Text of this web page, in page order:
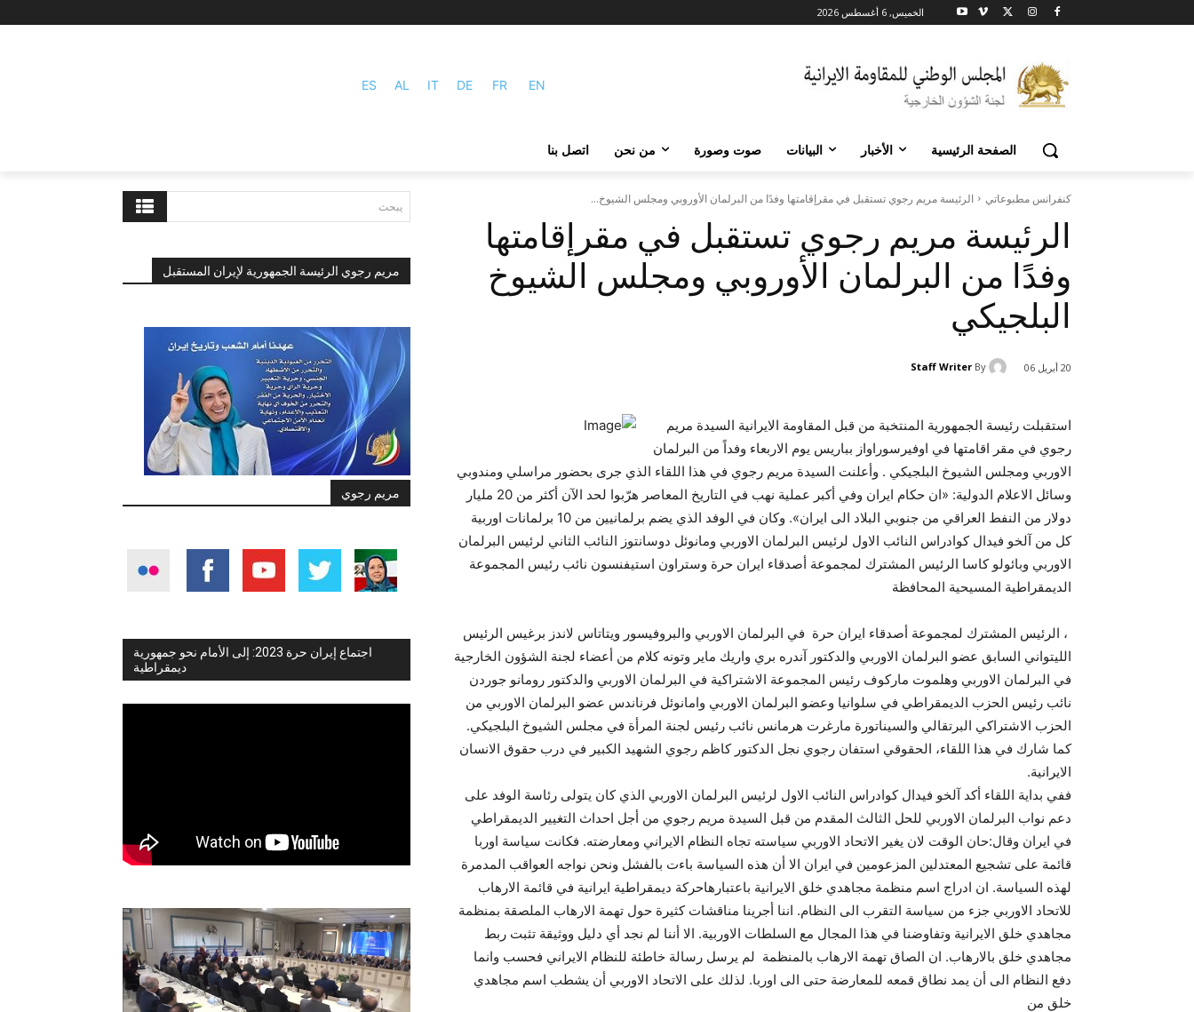
الخميس, 6 أغسطس 2026
ES AL IT DE FR EN
الصفحة الرئيسية الأخبار البيانات صوت وصورة من نحن اتصل بنا
يبحث
مريم رجوي الرئيسة الجمهورية لإيران المستقبل
مريم رجوي
اجتماع إيران حرة 2023: إلى الأمام نحو جمهورية
ديمقراطية
كنفرانس مطبوعاتي الرئيسة مريم رجوي تستقبل في مقرإقامتها وفدًا من البرلمان الأوروبي ومجلس الشيوخ...
الرئيسة مريم رجوي تستقبل في مقرإقامتها
وفدًا من البرلمان الأوروبي ومجلس الشيوخ
البلجيكي
20 أبريل 06 By
Staff Writer
استقبلت رئيسة الجمهورية المنتخبة من قبل المقاومة الايرانية السيدة مريم
رجوي في مقر اقامتها في اوفيرسوراواز بباريس يوم الاربعاء وفداً من البرلمان
الاوربي ومجلس الشيوخ البلجيكي . وأعلنت السيدة مريم رجوي في هذا اللقاء الذي جرى بحضور مراسلي ومندوبي
وسائل الاعلام الدولية: «ان حكام ايران وفي أكبر عملية نهب في التاريخ المعاصر هرّبوا لحد الآن أكثر من 20 مليار
دولار من النفط العراقي من جنوبي البلاد الى ايران». وكان في الوفد الذي يضم برلمانيين من 10 برلمانات اوربية
كل من آلخو فيدال كوادراس النائب الاول لرئيس البرلمان الاوربي ومانوئل دوسانتوز النائب الثاني لرئيس البرلمان
الاوربي وبائولو كاسا الرئيس المشترك لمجموعة أصدقاء ايران حرة وستراون استيفنسون نائب رئيس المجموعة
الديمقراطية المسيحية المحافظة
، الرئيس المشترك لمجموعة أصدقاء ايران حرة في البرلمان الاوربي والبروفيسور ويتاتاس لاندز برغيس الرئيس
الليتواني السابق عضو البرلمان الاوربي والدكتور آندره بري واريك ماير وتونه كلام من أعضاء لجنة الشؤون الخارجية
في البرلمان الاوربي وهلموت ماركوف رئيس المجموعة الاشتراكية في البرلمان الاوربي والدكتور رومانو جوردن
نائب رئيس الحزب الديمقراطي في سلوانيا وعضو البرلمان الاوربي وامانوئل فرناندس عضو البرلمان الاوربي من
الحزب الاشتراكي البرتقالي والسيناتورة مارغرت هرمانس نائب رئيس لجنة المرأة في مجلس الشيوخ البلجيكي.
كما شارك في هذا اللقاء، الحقوقي استفان رجوي نجل الدكتور كاظم رجوي الشهيد الكبير في درب حقوق الانسان
الايرانية.
ففي بداية اللقاء أكد آلخو فيدال كوادراس النائب الاول لرئيس البرلمان الاوربي الذي كان يتولى رئاسة الوفد على
دعم نواب البرلمان الاوربي للحل الثالث المقدم من قبل السيدة مريم رجوي من أجل احداث التغيير الديمقراطي
في ايران وقال:حان الوقت لان يغير الاتحاد الاوربي سياسته تجاه النظام الايراني ومعارضته. فكانت سياسة اوربا
قائمة على تشجيع المعتدلين المزعومين في ايران الا أن هذه السياسة باءت بالفشل ونحن نواجه العواقب المدمرة
لهذه السياسة. ان ادراج اسم منظمة مجاهدي خلق الايرانية باعتبارهاحركة ديمقراطية ايرانية في قائمة الارهاب
للاتحاد الاوربي جزء من سياسة التقرب الى النظام. اننا أجرينا مناقشات كثيرة حول تهمة الارهاب الملصقة بمنظمة
مجاهدي خلق الايرانية وتفاوضنا في هذا المجال مع السلطات الاوربية. الا أننا لم نجد أي دليل ووثيقة تثبت ربط
مجاهدي خلق بالارهاب. ان الصاق تهمة الارهاب بالمنظمة لم يرسل رسالة خاطئة للنظام الايراني فحسب وانما
دفع النظام الى أن يمد نطاق قمعه للمعارضة حتى الى اوربا. لذلك على الاتحاد الاوربي أن يشطب اسم مجاهدي
خلق من